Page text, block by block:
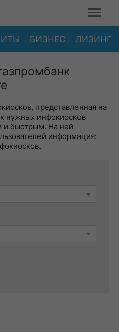
БИЗНЕС ЛИЗИНГ
представленная на
нужных инфокиосков
и быстрым. На ней
информация: